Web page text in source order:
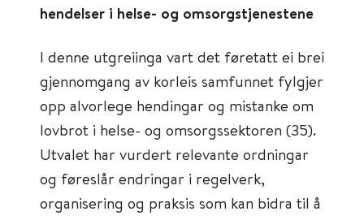
hendelser i helse- og omsorgstjenestene
I denne utgreiinga vart det føretatt ei brei
gjennomgang av korleis samfunnet fylgjer
opp alvorlege hendingar og mistanke om
lovbrot i helse- og omsorgssektoren (35).
Utvalet har vurdert relevante ordningar
og føreslår endringar i regelverk,
organisering og praksis som kan bidra til å